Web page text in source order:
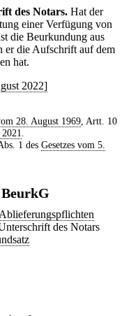
des Notars. Hat der
einer Verfügung von
die Beurkundung aus
er die Aufschrift auf dem
hat.
2022]
28. August 1969, Artt. 10
1 des Gesetzes vom 5.
des Notars